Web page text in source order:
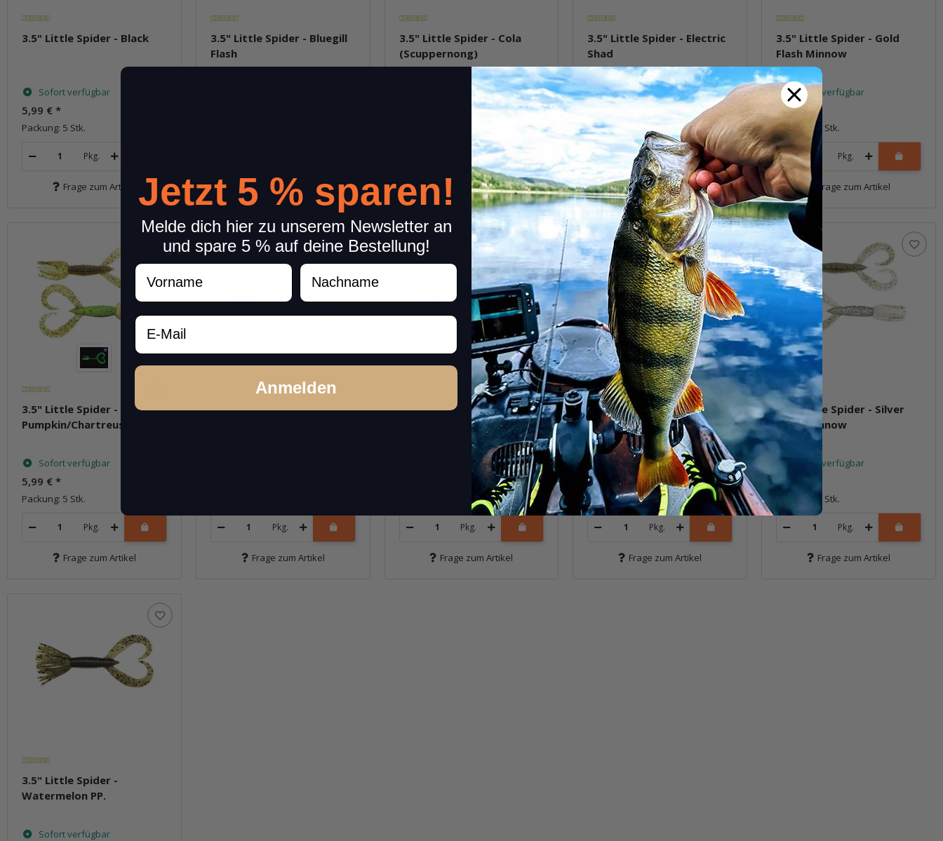
3.5" Little Spider - Black
Sofort verfügbar
5,99 € *
Packung: 5 Stk.
Pkg.
Frage zum Artikel
3.5" Little Spider - Bluegill
Flash
Frage zum Artikel
3.5" Little Spider - Cola
(Scuppernong)
Sofort verfügbar
Pkg.
Frage zum Artikel
3.5" Little Spider - Electric
Shad
Sofort verfügbar
Packung: 5 Stk.
Pkg.
Frage zum Artikel
3.5" Little Spider - Gold
Flash Minnow
Sofort verfügbar
5,99 €*
Packung: 5 Stk.
Pkg.
Frage zum Artikel
3.5" Little Spider - Green
Pumpkin/Chartreuse
Sofort verfügbar
5,99 € *
Packung: 5 Stk.
Pkg.
Frage zum Artikel
3.5" Little Spider - Green
Pkg.
Frage zum Artikel
3.5" Little Spider -
Motoroil PP. Red
Sofort verfügbar
Pkg.
Frage zum Artikel
3.5" Little Spider - Sight
Flash (No Scent)
Sofort verfügbar
5,99 €*
Packung: 5 Stk.
Pkg.
Frage zum Artikel
3.5" Little Spider - Silver
Flash Minnow
Sofort verfügbar
5,99 €
Packung: 5 Stk.
Pkg.
Frage zum Artikel
3.5" Little Spider -
Watermelon PP.
Sofort verfügbar
Jetzt 5 % sparen!
Melde dich hier zu unserem Newsletter an
und spare 5 % auf deine Bestellung!
Vorname Nachname
Email
Anmelden